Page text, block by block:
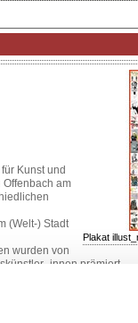
Plakat
Kunst und
am
(Welt-) Stadt
wurden von
prämiert.